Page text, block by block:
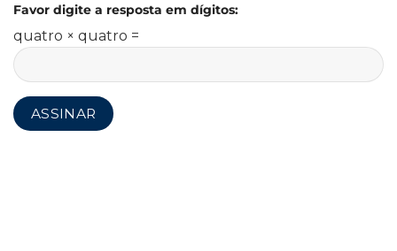
Favor digite a resposta em dígitos:
quatro × quatro =